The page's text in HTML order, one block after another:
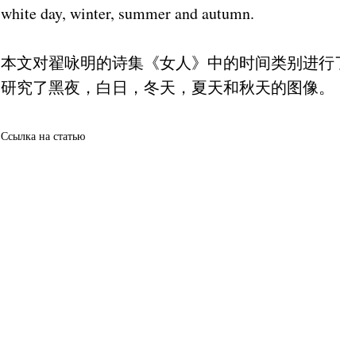
white day, winter, summer and autumn.
本文对翟咏明的诗集《女人》中的时间类别进
研究了黑夜，白日，冬天，夏天和秋天的图像。
Ссылка на статью